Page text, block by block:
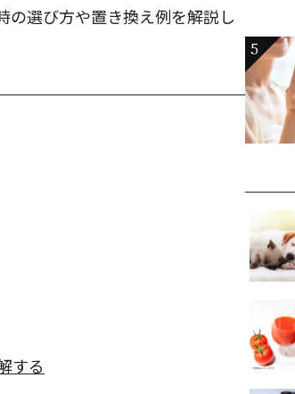
の選び方や置き換え例を解説し
する
5